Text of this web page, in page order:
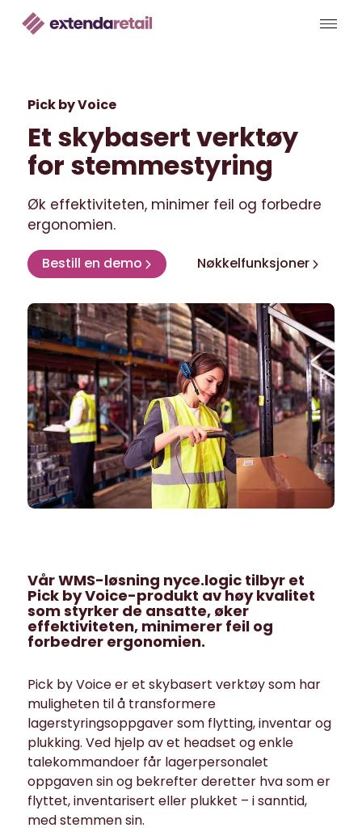
Pick by Voice
Et skybasert verktøy
for stemmestyring
Øk effektiviteten, minimer feil og forbedre
ergonomien.
Bestill en demo Nøkkelfunksjoner
Vår WMS-løsning nyce.logic tilbyr et
Pick by Voice-produkt av høy kvalitet
som styrker de ansatte, øker
effektiviteten, minimerer feil og
forbedrer ergonomien.
Pick by Voice er et skybasert verktøy som har
muligheten til å transformere
lagerstyringsoppgaver som flytting, inventar og
plukking. Ved hjelp av et headset og enkle
talekommandoer får lagerpersonalet
oppgaven sin og bekrefter deretter hva som er
flyttet, inventarisert eller plukket – i sanntid,
med stemmen sin.